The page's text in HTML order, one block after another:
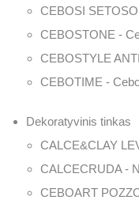
CEBOSI
CEBOSTONE -
CEBOSTYLE
CEBOTIME -
Dekoratyvinis tinkas
CALCE&CLAY
CALCECRUDA -
CEBOART